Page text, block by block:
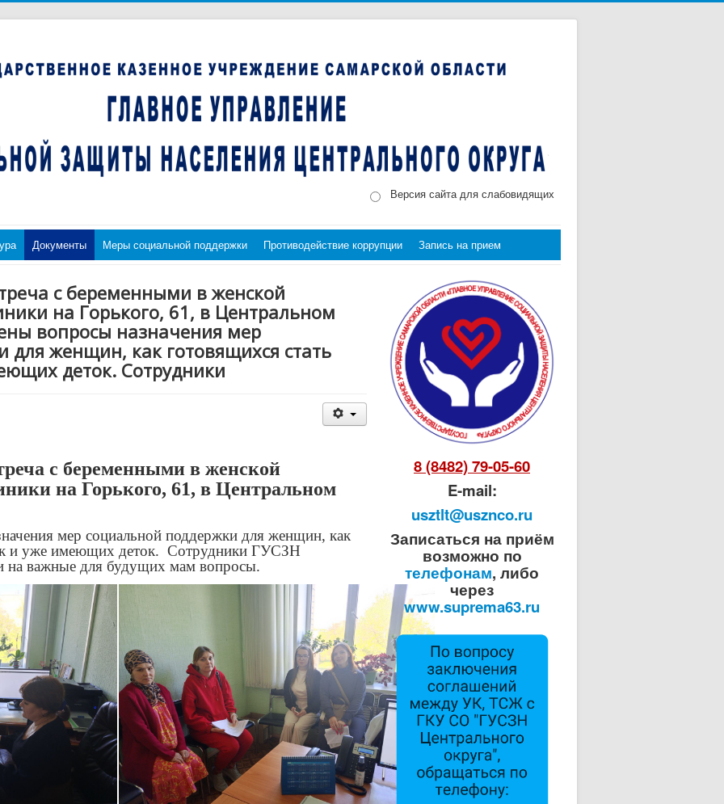
Версия сайта для слабовидящих
Документы Меры социальной поддержки Противодействие коррупции Запись на прием
с беременными в женской
на Горького, 61, в Центральном
вопросы назначения мер
для женщин, как готовящихся стать
деток. Сотрудники
с беременными в женской
на Горького, 61, в Центральном
мер социальной поддержки для женщин, как
и уже имеющих деток. Сотрудники ГУСЗН
на важные для будущих мам вопросы.
8 (8482) 79-05-60
E-mail:
usztlt@usznco.ru
Записаться на приём
возможно по
телефонам, либо
через
www.suprema63.ru